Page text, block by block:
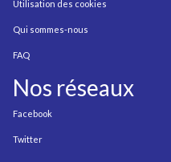
Utilisation des cookies
Qui sommes-nous
FAQ
Nos réseaux
Facebook
Twitter